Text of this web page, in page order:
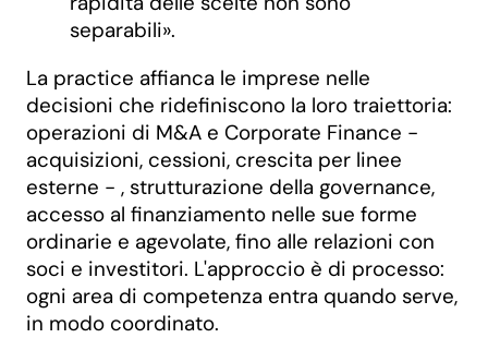
separabili».
La practice affianca le imprese nelle
decisioni che ridefiniscono la loro traiettoria:
operazioni di M&A e Corporate Finance -
acquisizioni, cessioni, crescita per linee
esterne - , strutturazione della governance,
accesso al finanziamento nelle sue forme
ordinarie e agevolate, fino alle relazioni con
soci e investitori. L'approccio è di processo:
ogni area di competenza entra quando serve,
in modo coordinato.